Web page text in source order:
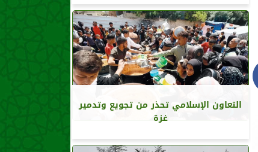
التعاون الإسلامي تحذر من تجويع وتدمير
غزة